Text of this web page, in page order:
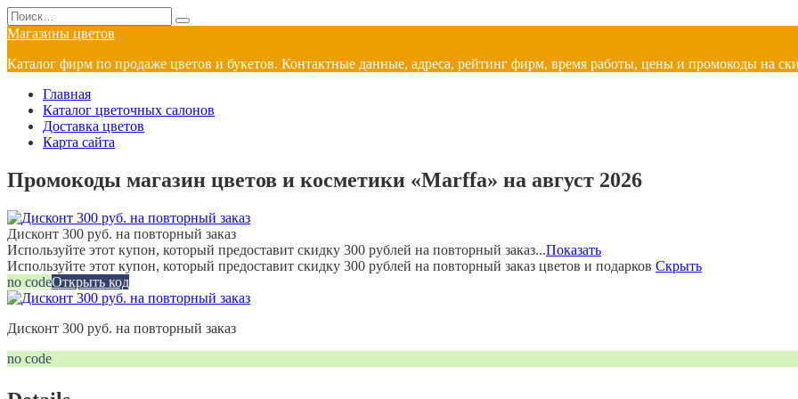
Перейти
к
содержанию
Search
for:
Магазины цветов
Каталог фирм по продаже цветов и букетов. Контактные данные, адреса, рейтинг фирм, время работы, цены и промокоды на
Главная
Каталог цветочных салонов
Доставка цветов
Карта сайта
Промокоды магазин цветов и косметики «Marffa» на август 2026
Дисконт 300 руб. на повторный заказ
Используйте этот купон, который предоставит скидку 300 рублей на повторный заказ...Показать
Используйте этот купон, который предоставит скидку 300 рублей на повторный заказ цветов и подарков Скрыть
no codeОткрыть код
Дисконт 300 руб. на повторный заказ
no code